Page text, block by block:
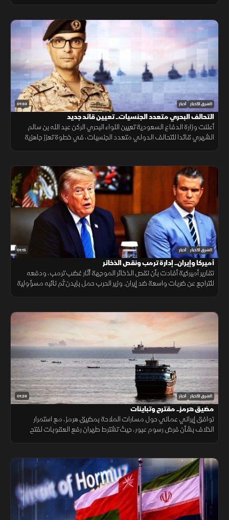
01:33 الشرق للأخبار أخبار
التحالف البحري متعدد الجنسيات.. تعيين قائد جديد
أعلنت وزارة الدفاع السعودية تعيين اللواء البحري الركن عبد الله بن سالم
الشهري قائدا للتحالف الدولي متعدد الجنسيات، في خطوة تعزز جاهزية
01:15 الشرق للأخبار أخبار
أميركا وإيران.. إدارة ترمب ونقص الذخائر
تقارير أميركية أفادت بأن نقص الذخائر الموجهة أثار غضب ترمب، ودفعه
للتراجع عن ضربات واسعة ضد إيران. وزير الحرب حمل بايدن ثم نائبه مسؤولية
01:26 الشرق للأخبار أخبار
مضيق هرمز.. مقترح وتباينات
توافق إيراني عماني حول مسارات الملاحة بمضيق هرمز، مع استمرار
الخلاف بشأن فرض رسوم عبور، حيث تشترط طهران رفع العقوبات لفتح